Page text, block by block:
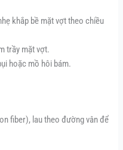
khắp bề mặt vợt theo chiều
trầy mặt vợt.
hoặc mồ hôi bám.
fiber), lau theo đường vân để